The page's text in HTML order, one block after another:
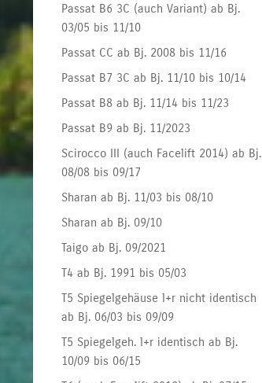
Passat B6 3C (auch Variant) ab Bj.
03/05 bis 11/10
Passat CC ab Bj. 2008 bis 11/16
Passat B7 3C ab Bj. 11/10 bis 10/14
Passat B8 ab Bj. 11/14 bis 11/23
Passat B9 ab Bj. 11/2023
Scirocco III (auch Facelift 2014) ab Bj.
08/08 bis 09/17
Sharan ab Bj. 11/03 bis 08/10
Sharan ab Bj. 09/10
Taigo ab Bj. 09/2021
T4 ab Bj. 1991 bis 05/03
T5 Spiegelgehäuse l+r nicht identisch
ab Bj. 06/03 bis 09/09
T5 Spiegelgeh. l+r identisch ab Bj.
10/09 bis 06/15